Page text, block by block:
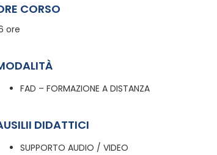
CORSO
ore
FAD – FORMAZIONE A DISTANZA
DIDATTICI
SUPPORTO AUDIO / VIDEO